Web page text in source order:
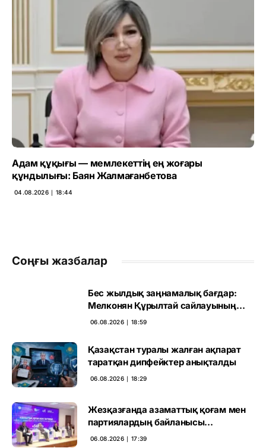
Адам құқығы — мемлекеттің ең жоғары
құндылығы: Баян Жалмағанбетова
04.08.2026 ∣ 18:44
Соңғы жазбалар
Бес жылдық заңнамалық бағдар:
Мелконян Құрылтай сайлауының
маңызын бағалады
06.08.2026 ∣ 18:59
Қазақстан туралы жалған ақпарат
таратқан дипфейктер анықталды
06.08.2026 ∣ 18:29
Жезқазғанда азаматтық қоғам мен
партиялардың байланысы
талқыланды
06.08.2026 ∣ 17:39